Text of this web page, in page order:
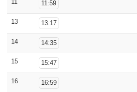
11 11:59
13 13:17
14 14:35
15 15:47
16 16:59